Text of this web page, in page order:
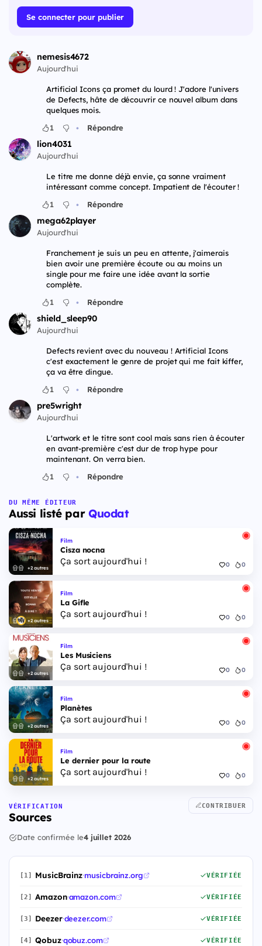
Se connecter pour publier
nemesis4672
Aujourd'hui
Artificial Icons ça promet du lourd ! J'adore l'univers
de Defects, hâte de découvrir ce nouvel album dans
quelques mois.
1
• Répondre
lion4031
Aujourd'hui
Le titre me donne déjà envie, ça sonne vraiment
intéressant comme concept. Impatient de l'écouter !
1
• Répondre
mega62player
Aujourd'hui
Franchement je suis un peu en attente, j'aimerais
bien avoir une première écoute ou au moins un
single pour me faire une idée avant la sortie
complète.
1
• Répondre
shield_sleep90
Aujourd'hui
Defects revient avec du nouveau ! Artificial Icons
c'est exactement le genre de projet qui me fait kiffer,
ça va être dingue.
1
• Répondre
pre5wright
Aujourd'hui
L'artwork et le titre sont cool mais sans rien à écouter
en avant-première c'est dur de trop hype pour
maintenant. On verra bien.
1
• Répondre
DU MÊME ÉDITEUR
Aussi listé par Quodat
+2 autres
Film
Cisza nocna
Ça sort aujourd'hui ! 0 0
+2 autres
Film
La Gifle
Ça sort aujourd'hui ! 0 0
+2 autres
Film
Les Musiciens
Ça sort aujourd'hui ! 0 0
+2 autres
Film
Planètes
Ça sort aujourd'hui ! 0 0
+2 autres
Film
Le dernier pour la route
Ça sort aujourd'hui ! 0 0
VÉRIFICATION
Sources
CONTRIBUER
Date confirmée le4 juillet 2026
[1] MusicBrainz·musicbrainz.org VÉRIFIÉE
[2] Amazon·amazon.com VÉRIFIÉE
[3] Deezer·deezer.com VÉRIFIÉE
[4] Qobuz·qobuz.com VÉRIFIÉE